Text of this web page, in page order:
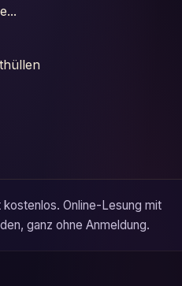
Online-Lesung mit
ganz ohne Anmeldung.